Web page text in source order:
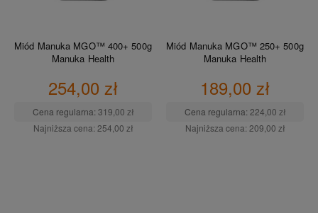
Miód Manuka MGO™ 400+ 500g
Manuka Health
254,00 zł
Cena regularna: 319,00 zł
Najniższa cena: 254,00 zł
Miód Manuka MGO™ 250+ 500g
Manuka Health
189,00 zł
Cena regularna: 224,00 zł
Najniższa cena: 209,00 zł